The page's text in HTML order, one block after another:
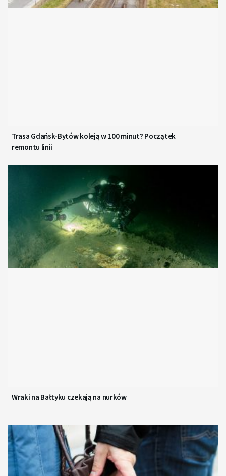
Trasa Gdańsk-Bytów koleją w 100 minut? Początek
remontu linii
Wraki na Bałtyku czekają na nurków